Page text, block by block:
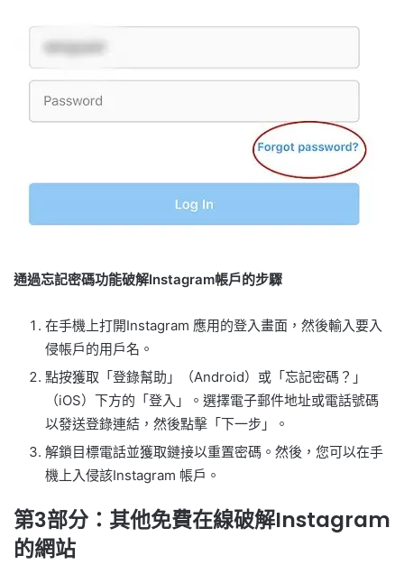
通過忘記密碼功能破解Instagram帳戶的步驟
在手機上打開Instagram 應用的登入畫面，然後輸入要入
侵帳戶的用戶名。
點按獲取「登錄幫助」（Android）或「忘記密碼？」
（iOS）下方的「登入」。選擇電子郵件地址或電話號碼
以發送登錄連結，然後點擊「下一步」。
解鎖目標電話並獲取鏈接以重置密碼。然後，您可以在手
機上入侵該Instagram 帳戶。
第3部分：其他免費在線破解Instagram
的網站